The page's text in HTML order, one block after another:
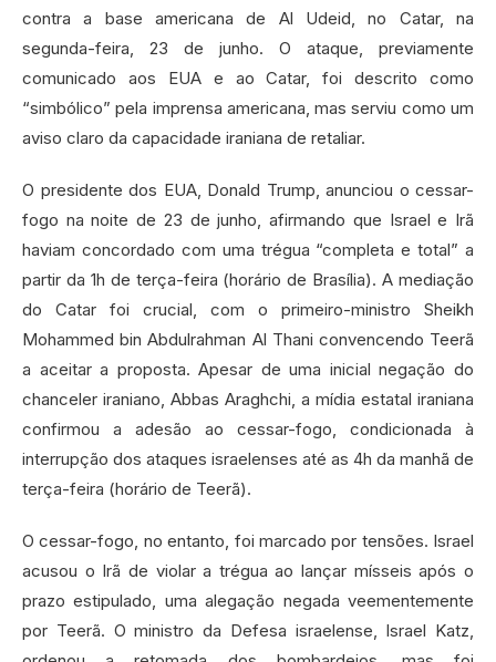
contra a base americana de Al Udeid, no Catar, na
segunda-feira, 23 de junho. O ataque, previamente
comunicado aos EUA e ao Catar, foi descrito como
“simbólico” pela imprensa americana, mas serviu como um
aviso claro da capacidade iraniana de retaliar.
O presidente dos EUA, Donald Trump, anunciou o cessar-
fogo na noite de 23 de junho, afirmando que Israel e Irã
haviam concordado com uma trégua “completa e total” a
partir da 1h de terça-feira (horário de Brasília). A mediação
do Catar foi crucial, com o primeiro-ministro Sheikh
Mohammed bin Abdulrahman Al Thani convencendo Teerã
a aceitar a proposta. Apesar de uma inicial negação do
chanceler iraniano, Abbas Araghchi, a mídia estatal iraniana
confirmou a adesão ao cessar-fogo, condicionada à
interrupção dos ataques israelenses até as 4h da manhã de
terça-feira (horário de Teerã).
O cessar-fogo, no entanto, foi marcado por tensões. Israel
acusou o Irã de violar a trégua ao lançar mísseis após o
prazo estipulado, uma alegação negada veementemente
por Teerã. O ministro da Defesa israelense, Israel Katz,